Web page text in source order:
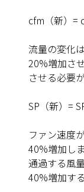
cfm （新）
流量の変化
20%増加さ
させる必要
SP （新）=
ファン速度
40%増加し
通過する風
40%増加す